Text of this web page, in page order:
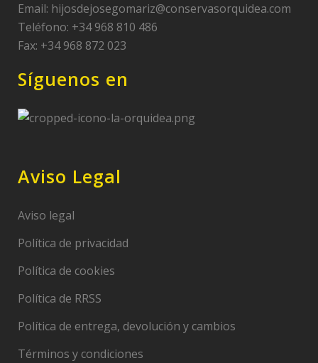
Email: hijosdejosegomariz@conservasorquidea.com
Teléfono: +34 968 810 486
Fax: +34 968 872 023
Síguenos en
Aviso Legal
Aviso legal
Política de privacidad
Política de cookies
Política de RRSS
Política de entrega, devolución y cambios
Términos y condiciones